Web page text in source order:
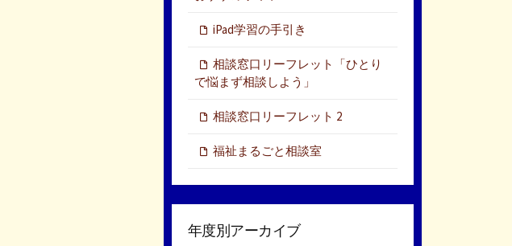
iPad学習の手引き
相談窓口リーフレット「ひとり
で悩まず相談しよう」
相談窓口リーフレット 2
福祉まるごと相談室
年度別アーカイブ